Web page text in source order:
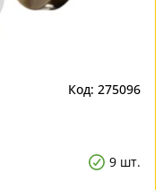
Код: 275096
9 шт.